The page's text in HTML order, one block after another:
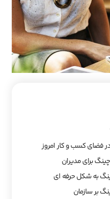
فضای کسب و کار امروز
برای مدیران
به شکل حرفه ای
بر سازمان